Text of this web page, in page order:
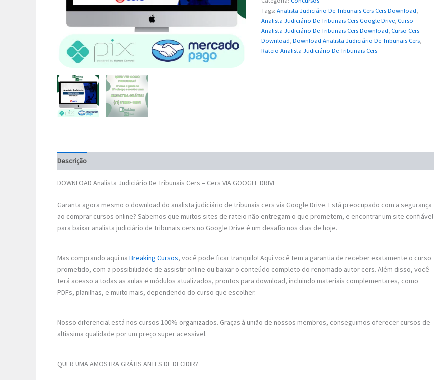
Tags:Analista Judiciário De Tribunais Cers Cers Download,
Analista Judiciário De Tribunais Cers Google Drive, Curso
Analista Judiciário De Tribunais Cers Download, Curso Cers
Download,Download Analista Judiciário De Tribunais Cers,
Rateio Analista Judiciário De Tribunais Cers
Descrição
DOWNLOAD Analista Judiciário De Tribunais Cers – Cers VIA GOOGLE DRIVE
Garanta agora mesmo o download do analista judiciário de tribunais cers via Google Drive. Está preocupado com a segurança
ao comprar cursos online? Sabemos que muitos sites de rateio não entregam o que prometem, e encontrar um site confiável
para baixar analista judiciário de tribunais cers no Google Drive é um desafio nos dias de hoje.
Mas comprando aqui na Breaking Cursos, você pode ficar tranquilo! Aqui você tem a garantia de receber exatamente o curso
prometido, com a possibilidade de assistir online ou baixar o conteúdo completo do renomado autor cers. Além disso, você
terá acesso a todas as aulas e módulos atualizados, prontos para download, incluindo materiais complementares, como
PDFs, planilhas, e muito mais, dependendo do curso que escolher.
Nosso diferencial está nos cursos 100% organizados. Graças à união de nossos membros, conseguimos oferecer cursos de
altíssima qualidade por um preço super acessível.
QUER UMA AMOSTRA GRÁTIS ANTES DE DECIDIR?